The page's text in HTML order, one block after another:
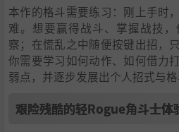
本作的格斗需要练习：刚上手时
难。想要赢得战斗、掌握战技
察；在慌乱之中随便按键出招，
你需要学习如何动作、如何借力
弱点，并逐步发展出个人招式与格
艰险残酷的轻Rogue角斗士体